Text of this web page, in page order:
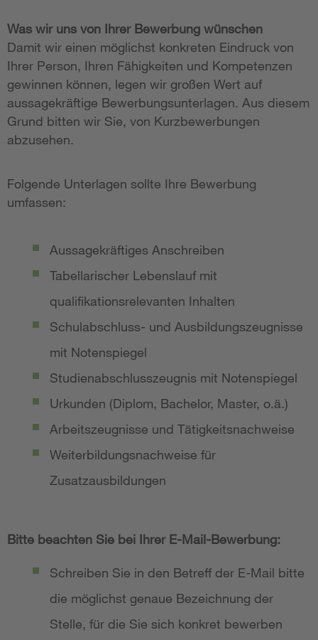
Was wir uns von Ihrer Bewerbung wünschen
Damit wir einen möglichst konkreten Eindruck von
Ihrer Person, Ihren Fähigkeiten und Kompetenzen
gewinnen können, legen wir großen Wert auf
aussagekräftige Bewerbungsunterlagen. Aus diesem
Grund bitten wir Sie, von Kurzbewerbungen
abzusehen.
Folgende Unterlagen sollte Ihre Bewerbung
umfassen:
Aussagekräftiges Anschreiben
Tabellarischer Lebenslauf mit
qualifikationsrelevanten Inhalten
Schulabschluss- und Ausbildungszeugnisse
mit Notenspiegel
Studienabschlusszeugnis mit Notenspiegel
Urkunden (Diplom, Bachelor, Master, o.ä.)
Arbeitszeugnisse und Tätigkeitsnachweise
Weiterbildungsnachweise für
Zusatzausbildungen
Bitte beachten Sie bei Ihrer E-Mail-Bewerbung:
Schreiben Sie in den Betreff der E-Mail bitte
die möglichst genaue Bezeichnung der
Stelle, für die Sie sich konkret bewerben